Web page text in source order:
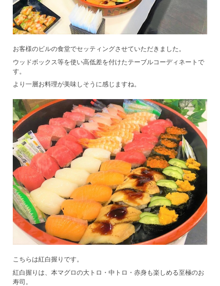
お客様のビルの食堂でセッティングさせていただきました。
ウッドボックス等を使い高低差を付けたテーブルコーディネートで
す。
より一層お料理が美味しそうに感じますね。
こちらは紅白握りです。
紅白握りは、本マグロの大トロ・中トロ・赤身も楽しめる至極のお
寿司。